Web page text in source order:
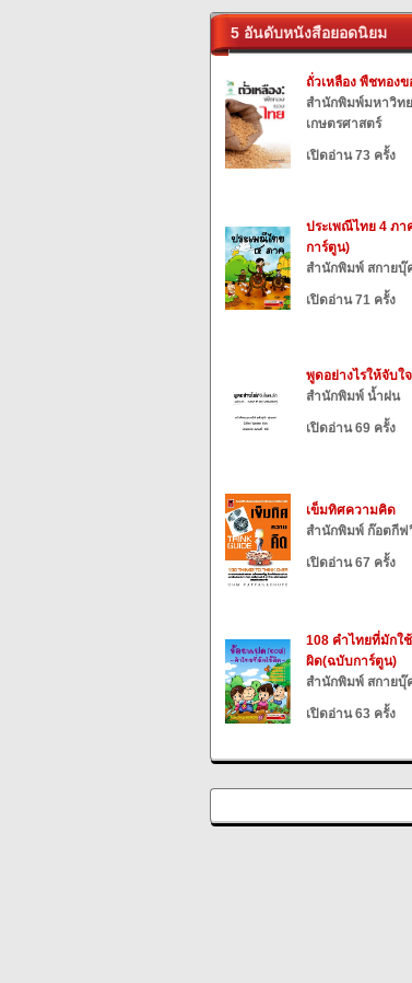
5 อันดับหนังสือยอดนิยม
ถั่วเหลือง พืชทองข
สำนักพิมพ์มหาวิท
เกษตรศาสตร์
เปิดอ่าน 73 ครั้ง
ประเพณีไทย 4 ภ
การ์ตูน)
สำนักพิมพ์ สกายบุ๊
เปิดอ่าน 71 ครั้ง
พูดอย่างไรให้จับใ
สำนักพิมพ์ น้ำฝน
เปิดอ่าน 69 ครั้ง
เข็มทิศความคิด
สำนักพิมพ์ ก๊อตกีฟ
เปิดอ่าน 67 ครั้ง
108 คำไทยที่มักใช้
ผิด(ฉบับการ์ตูน)
สำนักพิมพ์ สกายบุ๊
เปิดอ่าน 63 ครั้ง